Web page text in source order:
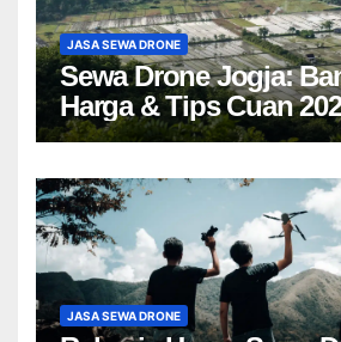
JASA SEWA DRONE
Sewa Drone Jogja:
Harga & Tips Cuan
JASA SEWA DRONE